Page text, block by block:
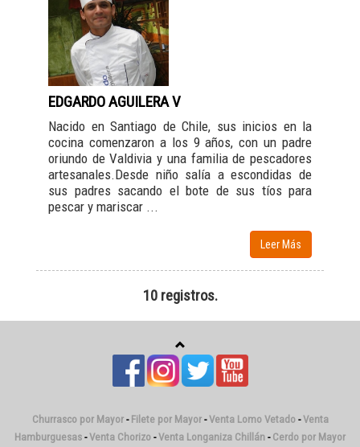
EDGARDO AGUILERA V
Nacido en Santiago de Chile, sus inicios en la
cocina comenzaron a los 9 años, con un padre
oriundo de Valdivia y una familia de pescadores
artesanales.Desde niño salía a escondidas de
sus padres sacando el bote de sus tíos para
pescar y mariscar ...
Leer Más
10 registros.
Churrasco por Mayor- Filete por Mayor-Venta Lomo Vetado-Venta
Hamburguesas -Venta Chorizo -Venta Longaniza Chillán - Cerdo por Mayor